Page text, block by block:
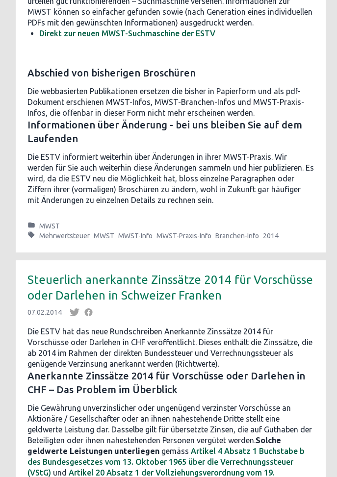
MWST können so einfacher gefunden sowie (nach Generation eines individuellen
PDFs mit den gewünschten Informationen) ausgedruckt werden.
Direkt zur neuen MWST-Suchmaschine der ESTV
Abschied von bisherigen Broschüren
Die webbasierten Publikationen ersetzen die bisher in Papierform und als pdf-
Dokument erschienen MWST-Infos, MWST-Branchen-Infos und MWST-Praxis-
Infos, die offenbar in dieser Form nicht mehr erscheinen werden.
Informationen über Änderung - bei uns bleiben Sie auf dem
Laufenden
Die ESTV informiert weiterhin über Änderungen in ihrer MWST-Praxis. Wir
werden für Sie auch weiterhin diese Änderungen sammeln und hier publizieren. Es
wird, da die ESTV neu die Möglichkeit hat, bloss einzelne Paragraphen oder
Ziffern ihrer (vormaligen) Broschüren zu ändern, wohl in Zukunft gar häufiger
mit Änderungen zu einzelnen Details zu rechnen sein.
MWST
Mehrwertsteuer MWST MWST-Info MWST-Praxis-Info Branchen-Info 2014
Steuerlich anerkannte Zinssätze 2014 für Vorschüsse
oder Darlehen in Schweizer Franken
07.02.2014
Die ESTV hat das neue Rundschreiben Anerkannte Zinssätze 2014 für
Vorschüsse oder Darlehen in CHF veröffentlicht. Dieses enthält die Zinssätze, die
ab 2014 im Rahmen der direkten Bundessteuer und Verrechnungssteuer als
genügende Verzinsung anerkannt werden (Richtwerte).
Anerkannte Zinssätze 2014 für Vorschüsse oder Darlehen in
CHF – Das Problem im Überblick
Die Gewährung unverzinslicher oder ungenügend verzinster Vorschüsse an
Aktionäre / Gesellschafter oder an ihnen nahestehende Dritte stellt eine
geldwerte Leistung dar. Dasselbe gilt für übersetzte Zinsen, die auf Guthaben der
Beteiligten oder ihnen nahestehenden Personen vergütet werden.Solche
geldwerte Leistungen unterliegen gemäss Artikel 4 Absatz 1 Buchstabe b
des Bundesgesetzes vom 13. Oktober 1965 über die Verrechnungssteuer
(VStG) und Artikel 20 Absatz 1 der Vollziehungsverordnung vom 19.